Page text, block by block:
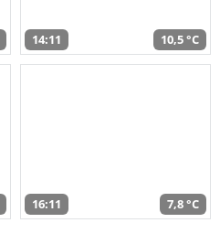
14:11 10,5 °C
16:11 7,8 °C